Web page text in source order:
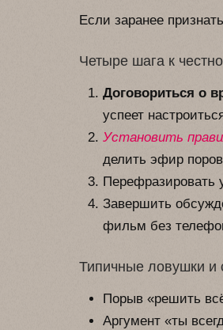
Если заранее
Четыре шага к
Договориться о
успеет
Установить
делить эфир
Завершить
фильм без
Типичные ловушки и
Порыв «решить
Аргумент «ты